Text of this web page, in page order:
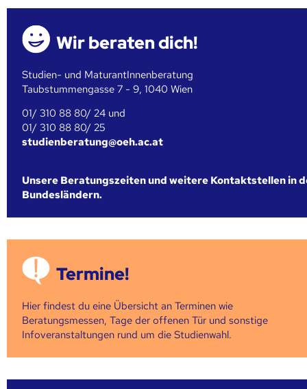
Wir beraten dich!
Studien- und MaturantInnenberatung
Taubstummengasse 7 - 9, 1040 Wien
01/ 310 88 80/ 24 und
01/ 310 88 80/ 25
studienberatung@oeh.ac.at
Unsere Beratungszeiten und weitere Kontaktstellen in
Bundesländern.
Termine!
Hier findest du eine Übersicht an Terminen wie
Beratungsmessen, Tage der offenen Tür und sonstige
Infoveranstaltungen rund um die Studienwahl.